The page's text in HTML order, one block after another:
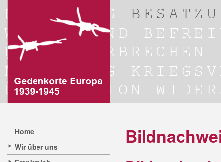
Home
Wir über uns